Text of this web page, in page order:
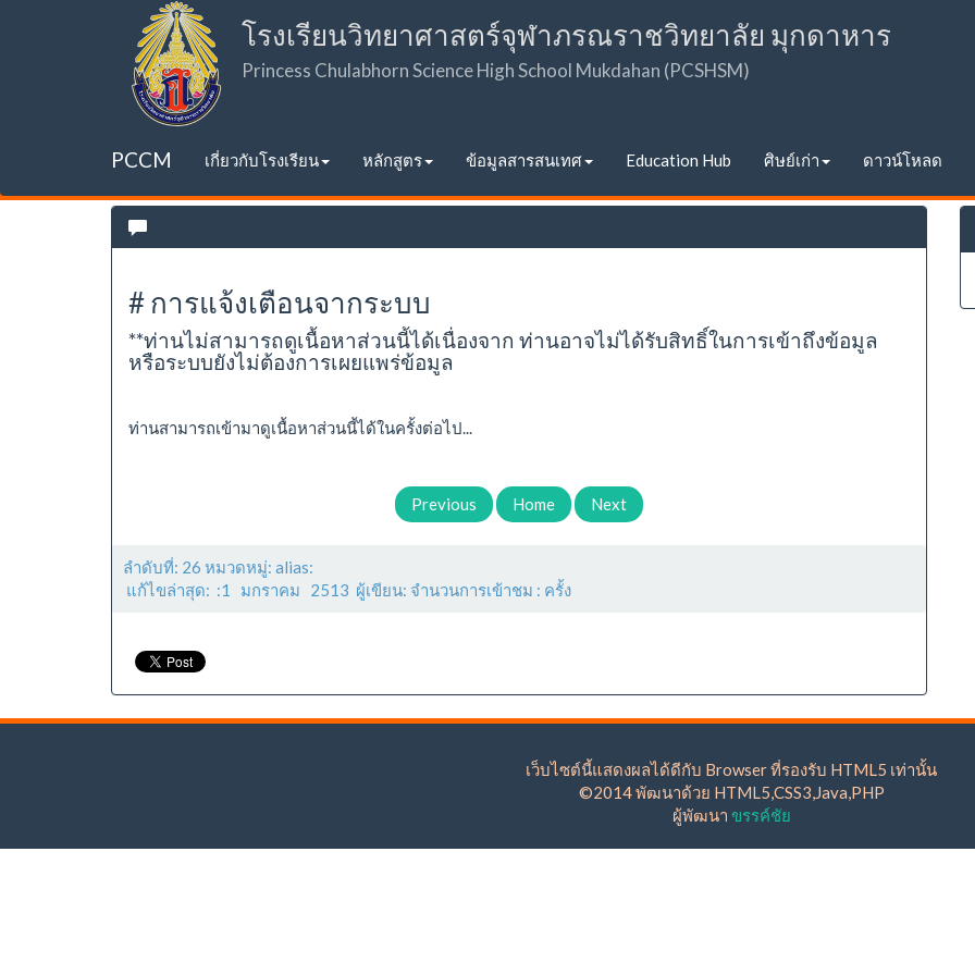
โรงเรียนวิทยาศาสตร์จุฬาภรณราชวิทยาลัย มุกดาหาร
Princess Chulabhorn Science High School Mukdahan (PCSHSM)
PCCM เกี่ยวกับโรงเรียน หลักสูตร ข้อมูลสารสนเทศ Education Hub ศิษย์เก่า ดาวน์โหลด
# การแจ้งเตือนจากระบบ
**ท่านไม่สามารถดูเนื้อหาส่วนนี้ได้เนื่องจาก ท่านอาจไม่ได้รับสิทธิ์ในการเข้าถึงข้อมูล
หรือระบบยังไม่ต้องการเผยแพร่ข้อมูล
ท่านสามารถเข้ามาดูเนื้อหาส่วนนี้ได้ในครั้งต่อไป...
Previous Home Next
ลำดับที่: 26 หมวดหมู่: alias:
แก้ไขล่าสุด: :1 มกราคม 2513 ผู้เขียน: จำนวนการเข้าชม : ครั้ง
เว็บไซต์นี้แสดงผลได้ดีกับ Browser ที่รองรับ HTML5 เท่านั้น
©2014 พัฒนาด้วย HTML5,CSS3,Java,PHP
ผู้พัฒนา ขรรค์ชัย